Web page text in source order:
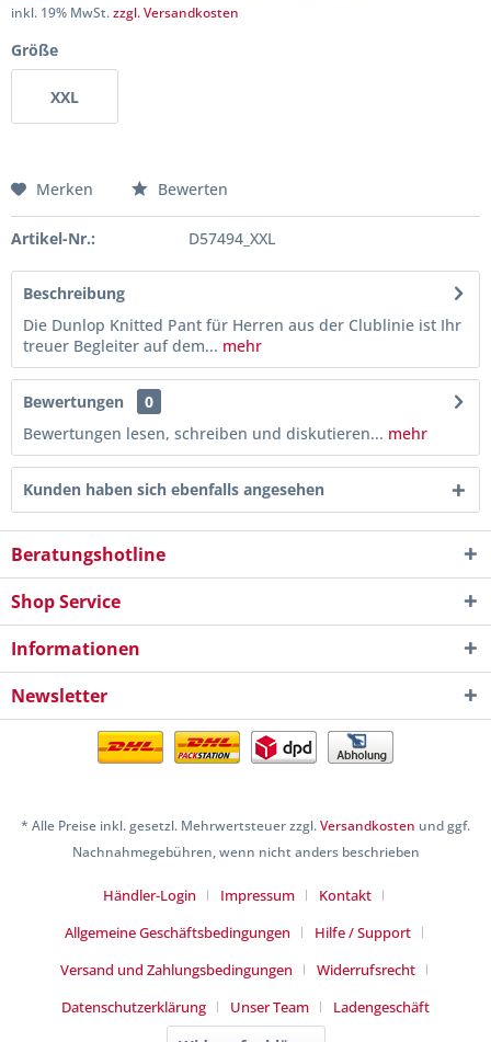
inkl. 19% MwSt.zzgl. Versandkosten
Größe
XXL
Merken Bewerten
Artikel-Nr.: D57494_XXL
Beschreibung
Die Dunlop Knitted Pant für Herren aus der Clublinie ist Ihr
treuer Begleiter auf dem... mehr
Bewertungen
0
Bewertungen lesen, schreiben und diskutieren... mehr
Kunden haben sich ebenfalls angesehen
Beratungshotline
Shop Service
Informationen
Newsletter
* Alle Preise inkl. gesetzl. Mehrwertsteuer zzgl.Versandkosten und ggf.
Nachnahmegebühren, wenn nicht anders beschrieben
Händler-Login Impressum
Kontakt
Allgemeine Geschäftsbedingungen
Hilfe / Support
Versand und Zahlungsbedingungen
Widerrufsrecht
Datenschutzerklärung
Unser Team Ladengeschäft